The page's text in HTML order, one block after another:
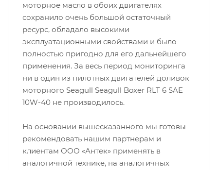
моторное масло в обоих двигателях
сохранило очень большой остаточный
ресурс, обладало высокими
эксплуатационными свойствами и было
полностью пригодно для его дальнейшего
применения. За весь период мониторинга
ни в один из пилотных двигателей доливок
моторного Seagull Seagull Boxer RLT 6 SAE
10W-40 не производилось.
На основании вышесказанного мы готовы
рекомендовать нашим партнерам и
клиентам ООО «Антек» применять в
аналогичной технике, на аналогичных